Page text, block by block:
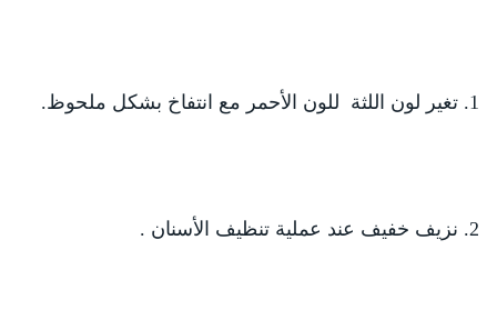
تغير لون اللثة للون الأحمر مع انتفاخ بشكل ملحوظ.
نزيف خفيف عند عملية تنظيف الأسنان .